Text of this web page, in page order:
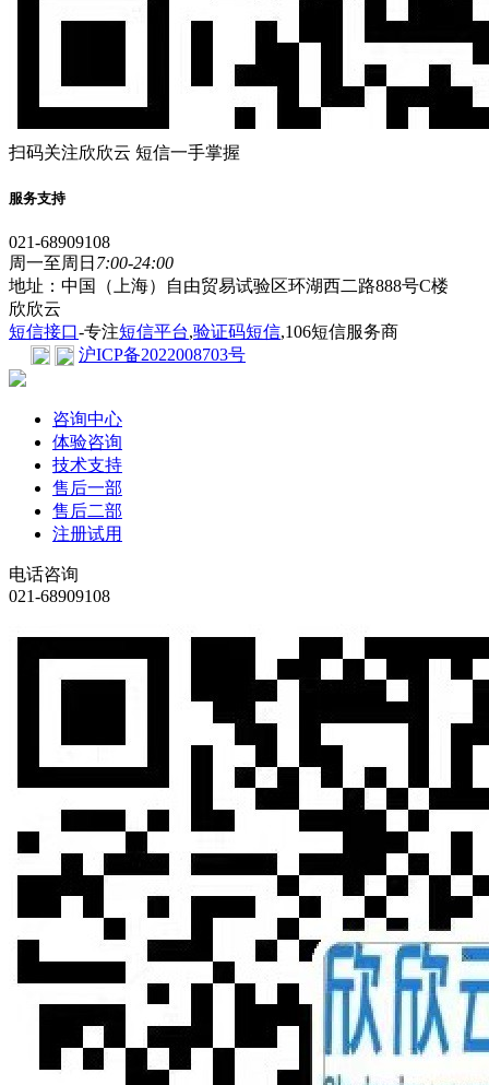
扫码关注欣欣云 短信一手掌握
服务支持
021-68909108
周一至周日 7:00-24:00
地址：中国（上海）自由贸易试验区环湖西二路888号C楼
欣欣云
短信接口-专注短信平台,验证码短信,106短信服务商
沪ICP备2022008703号
咨询中心
体验咨询
技术支持
售后一部
售后二部
注册试用
电话咨询
021-68909108